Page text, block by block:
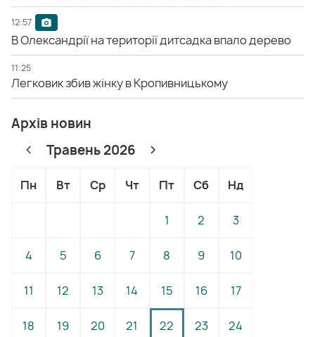
12:57
В Олександрії на території дитсадка впало дерево
11:25
Легковик збив жінку в Кропивницькому
Архів новин
Травень 2026
Пн Вт Ср Чт Пт Сб Нд
1 2 3
4 5 6 7 8 9 10
11 12 13 14 15 16 17
18 19 20 21 22 23 24